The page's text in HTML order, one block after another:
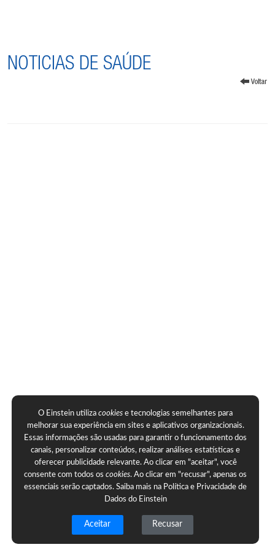
NOTICIAS DE SAÚDE
O Einstein utilizacookies e tecnologias semelhantes para
melhorar sua experiência em sites e aplicativos organizacionais.
Essas informações são usadas para garantir o funcionamento dos
canais, personalizar conteúdos, realizar análises estatísticas e
oferecer publicidade relevante. Ao clicar em "aceitar", você
consente com todos oscookies. Ao clicar em "recusar", apenas os
essenciais serão captados. Saiba mais na Política e Privacidade de
Dados do Einstein
Aceitar Recusar